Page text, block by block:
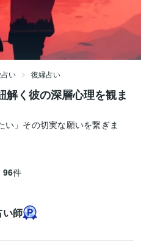
い 復縁占い
解く彼の深層心理を観ま
い」その切実な願いを繋ぎま
96件
い師